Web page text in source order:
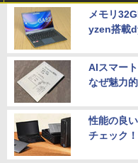
メモリ
yzen搭載
AIスマー
なぜ魅力
性能の良
チェック！